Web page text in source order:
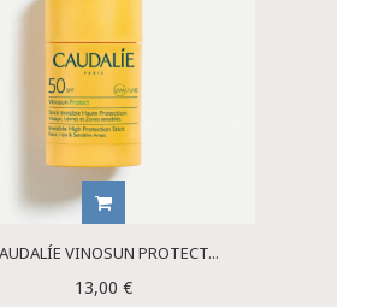
VINOSUN PROTECT...
13,00 €